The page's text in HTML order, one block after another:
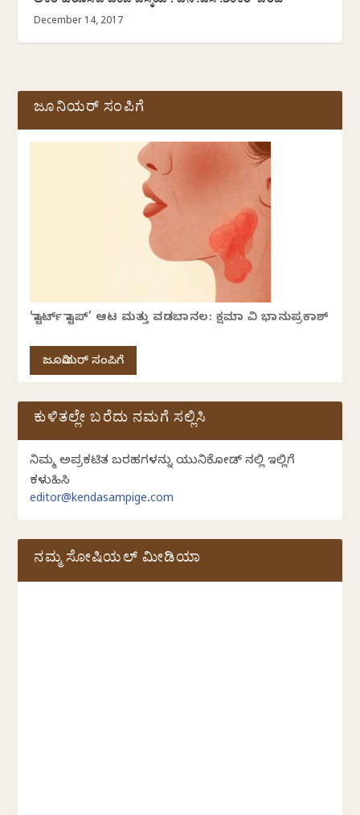
December 14, 2017
ಜೂನಿಯರ್ ಸಂಪಿಗೆ
‘ಸ್ಟಾರ್ಟ್ ಸ್ಟಾಪ್’ ಆಟ ಮತ್ತು ವಡಬಾನಲ: ಕ್ಷಮಾ ವಿ ಭಾನುಪ್ರಕಾಶ್
ಜೂನಿಯರ್ ಸಂಪಿಗೆ
ಕುಳಿತಲ್ಲೇ ಬರೆದು ನಮಗೆ ಸಲ್ಲಿಸಿ
ನಿಮ್ಮ ಅಪ್ರಕಟಿತ ಬರಹಗಳನ್ನು ಯುನಿಕೋಡ್ ನಲ್ಲಿ ಇಲ್ಲಿಗೆ
ಕಳುಹಿಸಿ
editor@kendasampige.com
ನಮ್ಮ ಸೋಷಿಯಲ್‌ ಮೀಡಿಯಾ